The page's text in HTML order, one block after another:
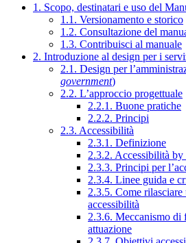
1. Scopo, destinatari e uso del
1.1. Versionamento e storico
1.2. Consultazione del
1.3. Contribuisci al manuale
2. Introduzione al design per i
2.1. Design per
government)
2.2. L’approccio progettuale
2.2.1. Buone pratiche
2.2.2. Principi
2.3. Accessibilità
2.3.1. Definizione
2.3.2. Accessibilità by
2.3.3. Principi per
2.3.4. Linee guida e
2.3.5. Come
accessibilità
2.3.6. Meccanismo di
attuazione